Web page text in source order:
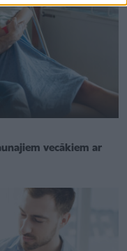
vecākiem ar